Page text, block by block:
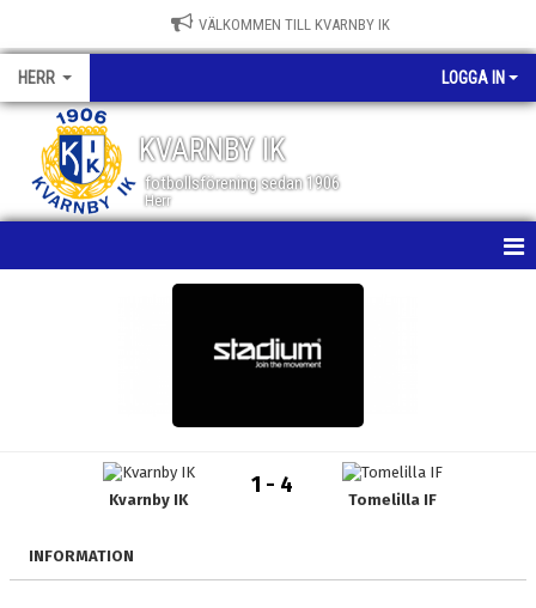
VÄLKOMMEN TILL KVARNBY IK
HERR LOGGA IN
KVARNBY IK
fotbollsförening sedan 1906
Herr
OM LAGET
Kvarnby IK
1 - 4
Tomelilla IF
INFORMATION